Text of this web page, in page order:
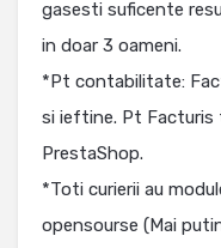
gasesti suficente
in doar 3 oameni.
*Pt contabilitate:
si ieftine. Pt Facturis
PrestaShop.
*Toti curierii au
opensourse (Mai